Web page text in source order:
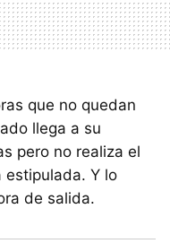
que no quedan
llega a su
pero no realiza el
estipulada. Y lo
de salida.